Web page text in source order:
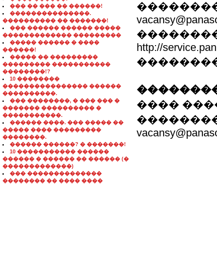
��� �� ��� �� ������!
���������������.
���������� �� �������!
��� ������ ������ �����
������������� ���������
����� ������ � ����
������!
����� �� ���������
��������� �����������
��������!?
10 ��������
���������������� ������
����������.
��� ��������, � ��� ��� �
������� ���������� �
�����������.
������ ����. ��� ����� ��
����� ���� ���������
��������.
������ ������? � �������!
10 ����������� ������
������ � ������ �� ������ (�
�������������)
��� ��������������
�������� �� ���� ����
http://
����